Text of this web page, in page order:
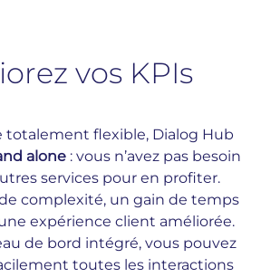
vos KPIs
totalement flexible, Dialog Hub
alone : vous n’avez pas besoin
services pour en profiter.
complexité, un gain de temps
expérience client améliorée.
de bord intégré, vous pouvez
toutes les interactions